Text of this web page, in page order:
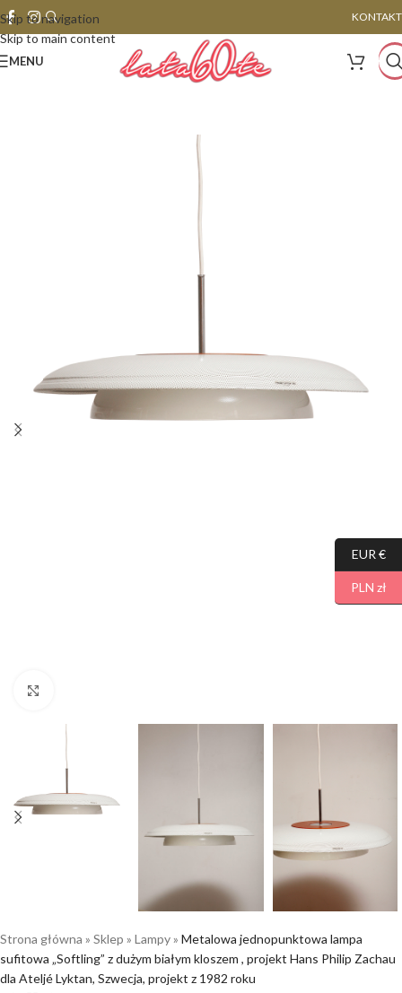
Skip to navigation
Skip to main content
KONTAKT
MENU
Strona główna » Sklep » Lampy» Metalowa jednopunktowa lampa
sufitowa „Softling” z dużym białym kloszem , projekt Hans Philip Zachau
dla Ateljé Lyktan, Szwecja, projekt z 1982 roku
EUR €
PLN zł